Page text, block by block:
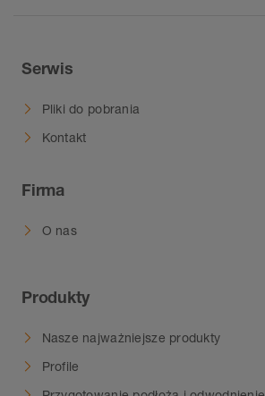
Serwis
Pliki do pobrania
Kontakt
Firma
O nas
Produkty
Nasze najważniejsze produkty
Profile